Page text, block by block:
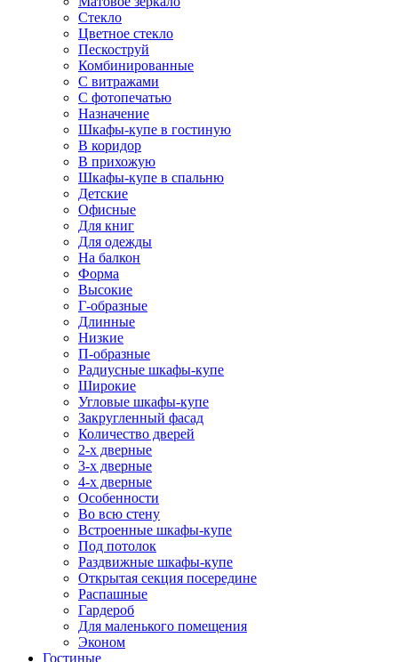
Стекло
Цветное стекло
Пескоструй
Комбинированные
С витражами
С фотопечатью
Назначение
Шкафы-купе в гостиную
В коридор
В прихожую
Шкафы-купе в спальню
Детские
Офисные
Для книг
Для одежды
На балкон
Форма
Высокие
Г-образные
Длинные
Низкие
П-образные
Радиусные шкафы-купе
Широкие
Угловые шкафы-купе
Закругленный фасад
Количество дверей
2-х дверные
3-х дверные
4-х дверные
Особенности
Во всю стену
Встроенные шкафы-купе
Под потолок
Раздвижные шкафы-купе
Открытая секция посередине
Распашные
Гардероб
Для маленького помещения
Эконом
Гостиные